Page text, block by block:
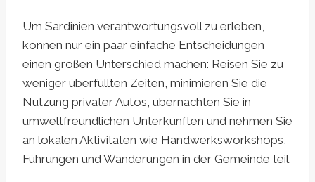
Um Sardinien verantwortungsvoll zu erleben,
können nur ein paar einfache Entscheidungen
einen großen Unterschied machen: Reisen Sie zu
weniger überfüllten Zeiten, minimieren Sie die
Nutzung privater Autos, übernachten Sie in
umweltfreundlichen Unterkünften und nehmen Sie
an lokalen Aktivitäten wie Handwerksworkshops,
Führungen und Wanderungen in der Gemeinde teil.